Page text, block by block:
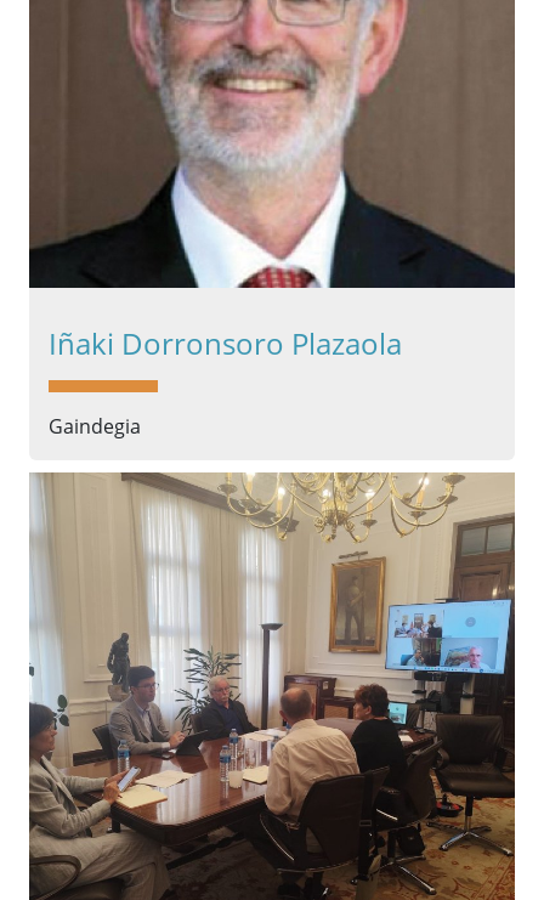
Iñaki Dorronsoro Plazaola
Gaindegia